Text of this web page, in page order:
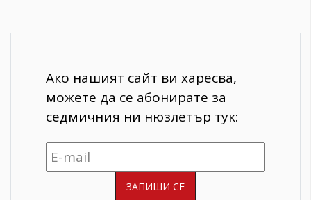
Ако нашият сайт ви харесва,
можете да се абонирате за
седмичния ни нюзлетър тук: